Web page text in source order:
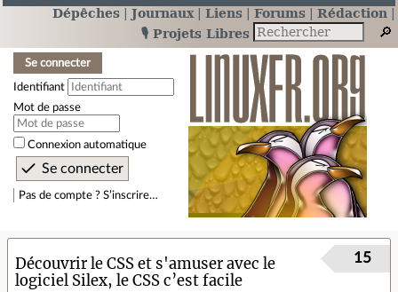
Dépêches Journaux Liens Forums
Rédaction
🎙️ Projets Libres
Se connecter
Identifiant
Mot de passe
Connexion automatique
Pas de compte ? S’inscrire…
Découvrir le CSS et s'amuser avec le
logiciel Silex, le CSS c’est facile
15